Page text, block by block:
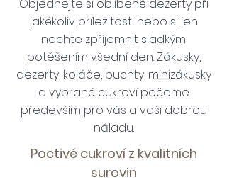
Objednejte si oblíbené dezerty při
jakékoliv příležitosti nebo si jen
nechte zpříjemnit sladkým
potěšením všední den. Zákusky,
dezerty, koláče, buchty, minizákusky
a vybrané cukroví pečeme
především pro vás a vaši dobrou
náladu.
Poctivé cukroví z kvalitních
surovin